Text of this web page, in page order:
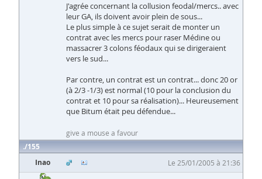
J'agrée concernant la collusion feodal/mercs.. avec
leur GA, ils doivent avoir plein de sous...
Le plus simple à ce sujet serait de monter un
contrat avec les mercs pour raser Médine ou
massacrer 3 colons féodaux qui se dirigeraient
vers le sud...
Par contre, un contrat est un contrat... donc 20 or
(à 2/3 -1/3) est normal (10 pour la conclusion du
contrat et 10 pour sa réalisation)... Heureusement
que Bitum était peu défendue...
give a mouse a favour
155
Inao
Le 25/01/2005 à 21:36